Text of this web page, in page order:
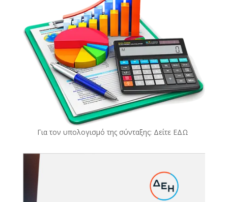
Για τον υπολογισμό της σύνταξης: Δείτε ΕΔΩ